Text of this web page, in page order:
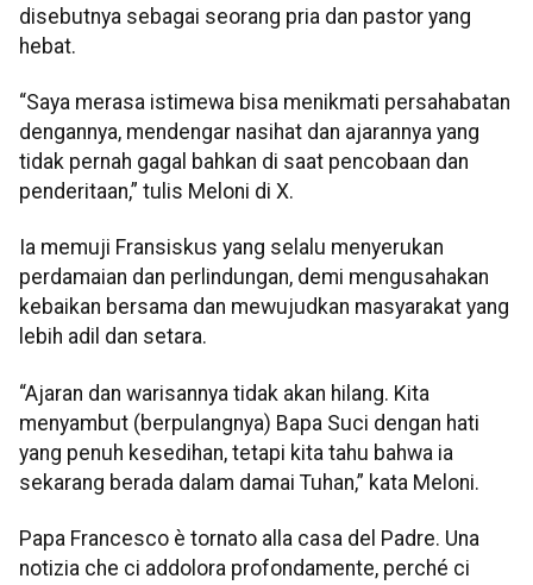
disebutnya sebagai seorang pria dan pastor yang
hebat.
“Saya merasa istimewa bisa menikmati persahabatan
dengannya, mendengar nasihat dan ajarannya yang
tidak pernah gagal bahkan di saat pencobaan dan
penderitaan,” tulis Meloni di X.
Ia memuji Fransiskus yang selalu menyerukan
perdamaian dan perlindungan, demi mengusahakan
kebaikan bersama dan mewujudkan masyarakat yang
lebih adil dan setara.
“Ajaran dan warisannya tidak akan hilang. Kita
menyambut (berpulangnya) Bapa Suci dengan hati
yang penuh kesedihan, tetapi kita tahu bahwa ia
sekarang berada dalam damai Tuhan,” kata Meloni.
Papa Francesco è tornato alla casa del Padre. Una
notizia che ci addolora profondamente, perché ci